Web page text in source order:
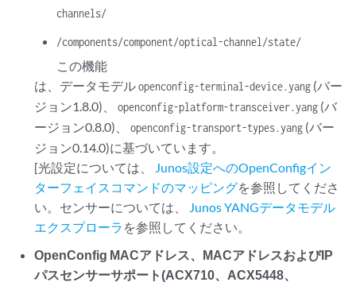
channels/
/components/component/optical-channel/state/
この機能
は、データモデルopenconfig-terminal-device.yang (バー
ジョン1.8.0)、openconfig-platform-transceiver.yang (バ
ージョン0.8.0)、openconfig-transport-types.yang (バー
ジョン0.14.0)に基づいています。
[光設定については、 Junos設定へのOpenConfigイン
ターフェイスコマンドのマッピングを参照してくださ
い。センサーについては、 Junos YANGデータモデル
エクスプローラ を参照してください。
OpenConfig MACアドレス、MACアドレスおよびIP
パスセンサーサポート(ACX710、ACX5448、